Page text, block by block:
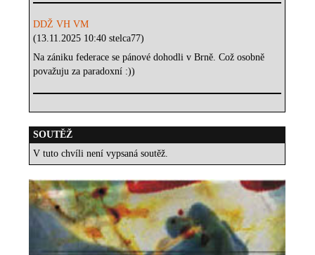
DDŽ VH VM
(13.11.2025 10:40 stelca77)
Na zániku federace se pánové dohodli v Brně. Což osobně
považuju za paradoxní :))
SOUTĚŽ
V tuto chvíli není vypsaná soutěž.